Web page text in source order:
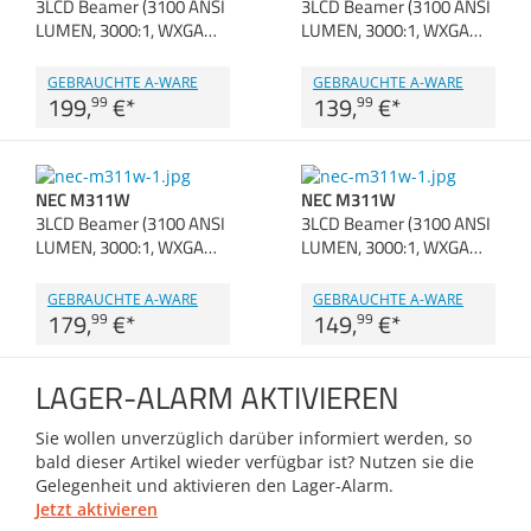
Zubehör
3LCD Beamer (3100 ANSI
LUMEN, 3000:1, WXGA…
GEBRAUCHTE A-WARE
199,99 €*
3LCD Beamer (3100 ANSI
LUMEN, 3000:1, WXGA…
GEBRAUCHTE A-WARE
139,99 €*
NEC M311W
3LCD Beamer (3100 ANSI
LUMEN, 3000:1, WXGA…
GEBRAUCHTE A-WARE
179,99 €*
NEC M311W
3LCD Beamer (3100 ANSI
LUMEN, 3000:1, WXGA…
GEBRAUCHTE A-WARE
149,99 €*
LAGER-ALARM AKTIVIEREN
Sie wollen unverzüglich darüber informiert werden, so
bald dieser Artikel wieder verfügbar ist? Nutzen sie die
Gelegenheit und aktivieren den Lager-Alarm.
Jetzt aktivieren